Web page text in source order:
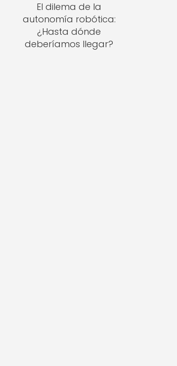
El dilema de la
autonomía robótica:
¿Hasta dónde
deberíamos llegar?